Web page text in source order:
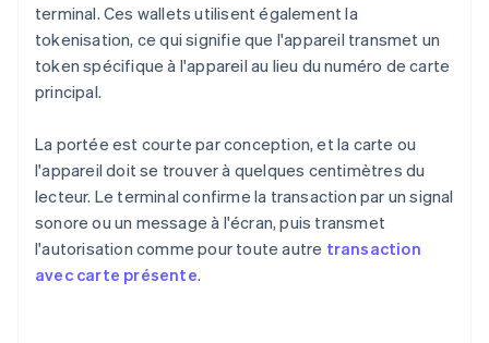
terminal. Ces wallets utilisent également la
tokenisation, ce qui signifie que l'appareil transmet un
token spécifique à l'appareil au lieu du numéro de carte
principal.
La portée est courte par conception, et la carte ou
l'appareil doit se trouver à quelques centimètres du
lecteur. Le terminal confirme la transaction par un signal
sonore ou un message à l'écran, puis transmet
l'autorisation comme pour toute autre transaction
avec carte présente.